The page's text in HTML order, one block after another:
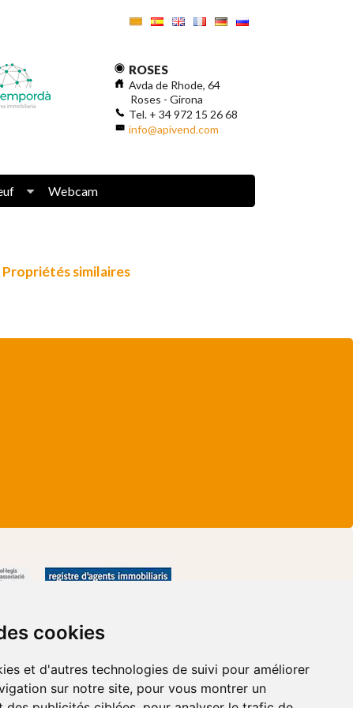
cookies
et d'autres technologies de suivi pour améliorer
sur notre site, pour vous montrer un
ROSES
Avda de Rhode, 64
Roses - Girona
Tel. + 34 972 15 26 68
info@apivend.com
Webcam
Propriétés similaires